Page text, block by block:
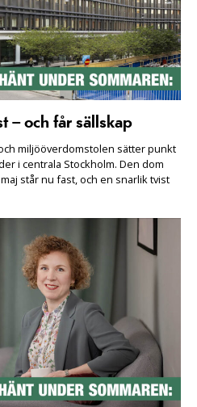
– och får sällskap
miljööverdomstolen sätter punkt
i centrala Stockholm. Den dom
står nu fast, och en snarlik tvist